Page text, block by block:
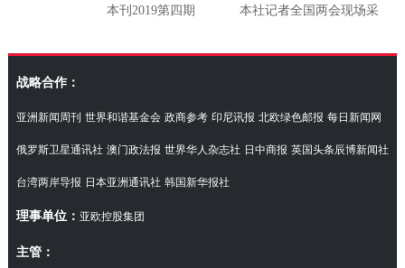
本刊2019第四期 本社记者全国两会现场采
访湖南代表团
战略合作：
亚洲新闻周刊 世界和谐基金会 政商参考 印尼讯报 北欧绿色邮报 每日新闻网
俄罗斯卫星通讯社 澳门政法报 世界华人杂志社 日中商报 英国头条辰博新闻社
台湾两岸导报 日本亚洲通讯社 韩国新华报社
理事单位： 亚欧控股集团
主管：